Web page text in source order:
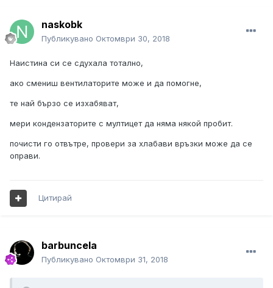
naskobk
Публикувано Октомври 30, 2018
Наистина си се сдухала тотално,
ако смениш вентилаторите може и да помогне,
те най бързо се изхабяват,
мери кондензаторите с мултицет да няма някой пробит.
почисти го отвътре, провери за хлабави връзки може да се
оправи.
Цитирай
barbuncela
Публикувано Октомври 31, 2018